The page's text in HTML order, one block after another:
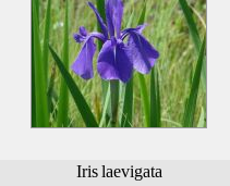
Iris laevigata